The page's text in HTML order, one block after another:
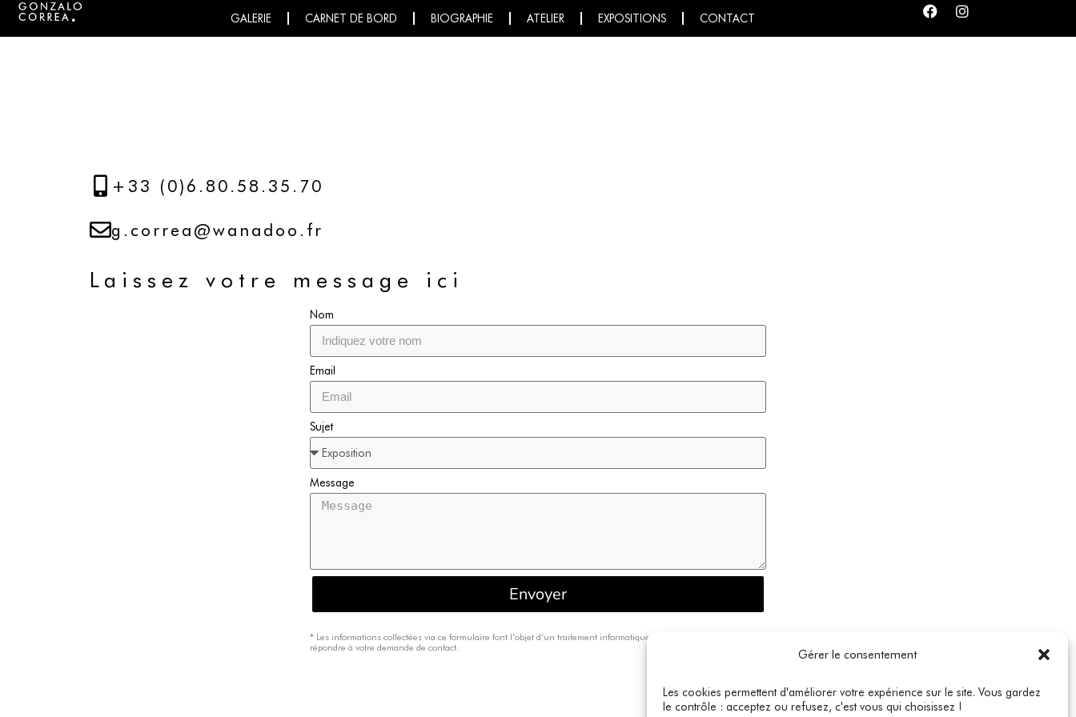
Gérer le consentement
Les cookies permettent d'améliorer votre expérience sur le site. Vous gardez
le contrôle : acceptez ou refusez, c'est vous qui choisissez !
GALERIE CARNET DE BORD BIOGRAPHIE ATELIER EXPOSITIONS CONTACT
+33 (0)6.80.58.35.70
g.correa@wanadoo.fr
Laissez votre message ici
Nom
Email
Sujet
Message
Envoyer
* Les informations collectées via ce formulaire font l’objet d’un traitement informatique. Elles sont destinées à
répondre à votre demande de contact.